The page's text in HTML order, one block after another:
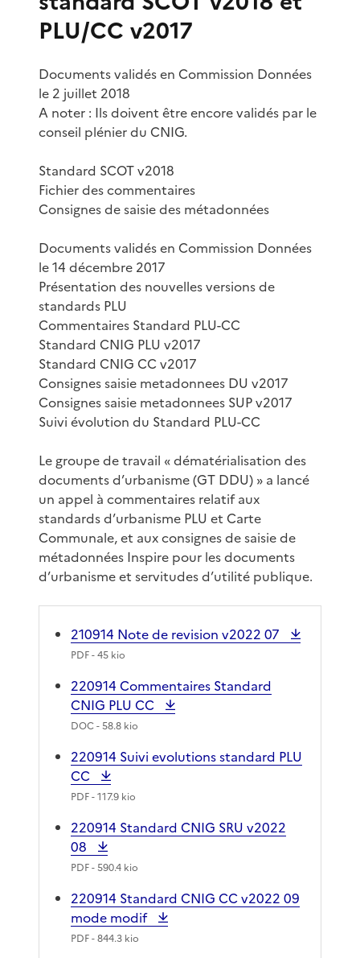
PLU/CC v2017
Documents validés en Commission Données
le 2 juillet 2018
A noter : Ils doivent être encore validés par le
conseil plénier du CNIG.
Standard SCOT v2018
Fichier des commentaires
Consignes de saisie des métadonnées
Documents validés en Commission Données
le 14 décembre 2017
Présentation des nouvelles versions de
standards PLU
Commentaires Standard PLU-CC
Standard CNIG PLU v2017
Standard CNIG CC v2017
Consignes saisie metadonnees DU v2017
Consignes saisie metadonnees SUP v2017
Suivi évolution du Standard PLU-CC
Le groupe de travail « dématérialisation des
documents d’urbanisme (GT DDU) » a lancé
un appel à commentaires relatif aux
standards d’urbanisme PLU et Carte
Communale, et aux consignes de saisie de
métadonnées Inspire pour les documents
d’urbanisme et servitudes d’utilité publique.
210914 Note de revision v2022 07
PDF- 45 kio
220914 Commentaires Standard
CNIG PLU CC
DOC- 58.8 kio
220914 Suivi evolutions standard PLU
CC
PDF- 117.9 kio
220914 Standard CNIG SRU v2022
08
PDF- 590.4 kio
220914 Standard CNIG CC v2022 09
mode modif
PDF- 844.3 kio